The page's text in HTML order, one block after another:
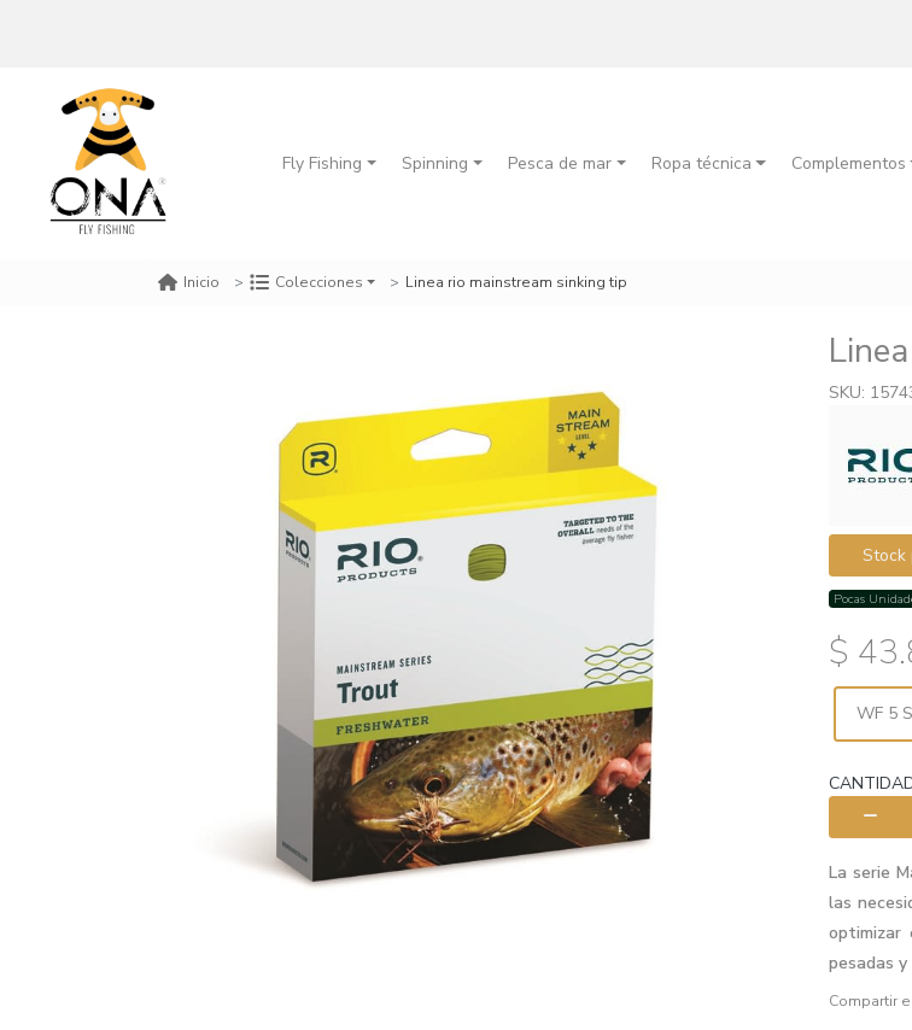
Fly Fishing Spinning Pesca de mar Ropa técnica Complementos
Inicio Colecciones Linea rio mainstream sinking tip
SKU:
Stock
Pocas
$
WF 5
La serie
las
optimizar
pesadas
Compartir